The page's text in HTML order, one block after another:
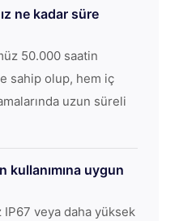
ne kadar süre
50.000 saatin
sahip olup, hem iç
uzun süreli
kullanımına uygun
IP67 veya daha yüksek